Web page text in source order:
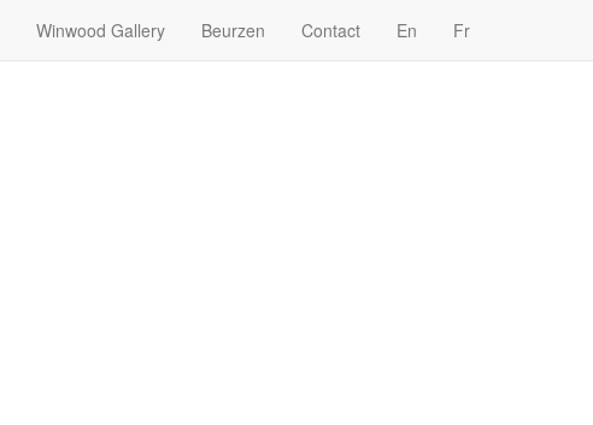
Winwood Gallery Beurzen Contact En Fr